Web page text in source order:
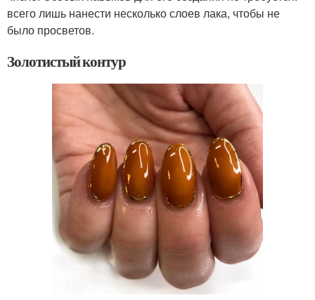
всего лишь нанести несколько слоев лака, чтобы не
было просветов.
Золотистый контур